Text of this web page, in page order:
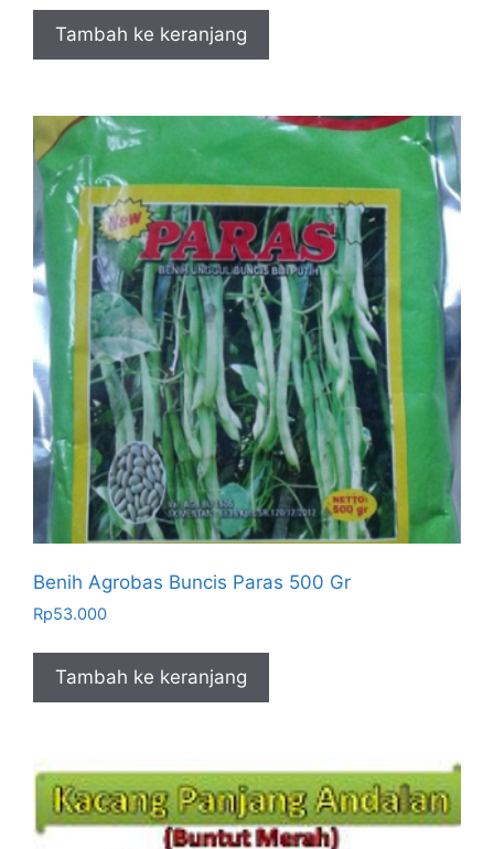
Tambah ke keranjang
Benih Agrobas Buncis Paras 500 Gr
Rp53.000
Tambah ke keranjang